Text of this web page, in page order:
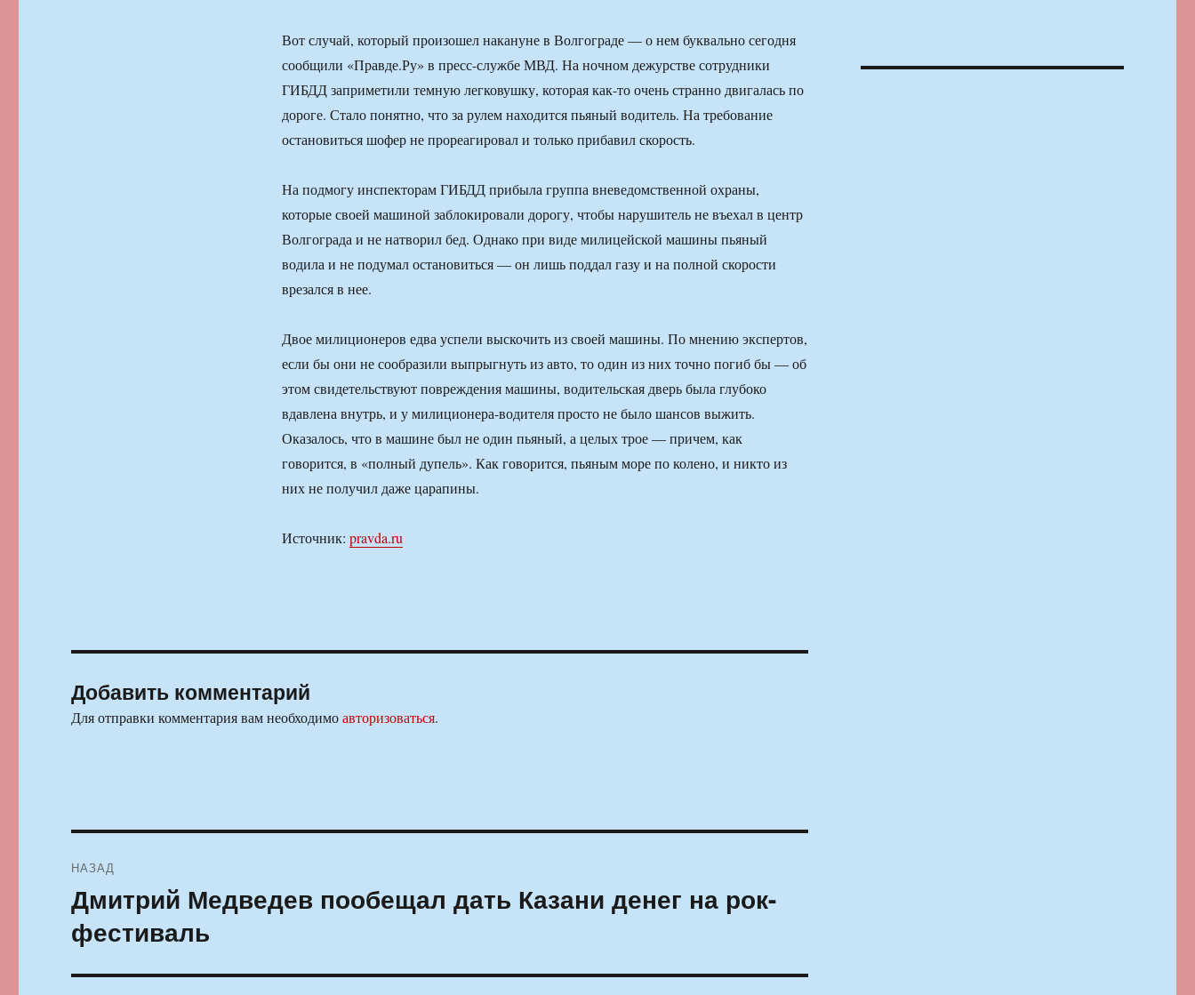
Вот случай, который произошел накануне в Волгограде — о нем буквально сегодня
сообщили «Правде.Ру» в пресс-службе МВД. На ночном дежурстве сотрудники
ГИБДД заприметили темную легковушку, которая как-то очень странно двигалась по
дороге. Стало понятно, что за рулем находится пьяный водитель. На требование
остановиться шофер не прореагировал и только прибавил скорость.
На подмогу инспекторам ГИБДД прибыла группа вневедомственной охраны,
которые своей машиной заблокировали дорогу, чтобы нарушитель не въехал в центр
Волгограда и не натворил бед. Однако при виде милицейской машины пьяный
водила и не подумал остановиться — он лишь поддал газу и на полной скорости
врезался в нее.
Двое милиционеров едва успели выскочить из своей машины. По мнению экспертов,
если бы они не сообразили выпрыгнуть из авто, то один из них точно погиб бы — об
этом свидетельствуют повреждения машины, водительская дверь была глубоко
вдавлена внутрь, и у милиционера-водителя просто не было шансов выжить.
Оказалось, что в машине был не один пьяный, а целых трое — причем, как
говорится, в «полный дупель». Как говорится, пьяным море по колено, и никто из
них не получил даже царапины.
Источник: pravda.ru
Добавить комментарий
Для отправки комментария вам необходимоавторизоваться.
по
записям
НАЗАД
Предыдущая
запись:
Дмитрий Медведев пообещал дать Казани денег на рок-
фестиваль